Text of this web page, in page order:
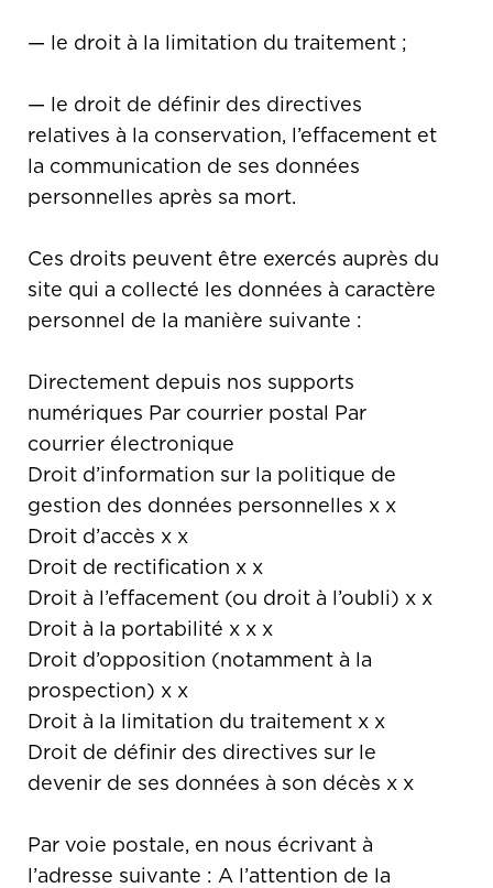
— le droit à la limitation du traitement ;
— le droit de définir des directives
relatives à la conservation, l’effacement et
la communication de ses données
personnelles après sa mort.
Ces droits peuvent être exercés auprès du
site qui a collecté les données à caractère
personnel de la manière suivante :
Directement depuis nos supports
numériques Par courrier postal Par
courrier électronique
Droit d’information sur la politique de
gestion des données personnelles x x
Droit d’accès x x
Droit de rectification x x
Droit à l’effacement (ou droit à l’oubli) x x
Droit à la portabilité x x x
Droit d’opposition (notamment à la
prospection) x x
Droit à la limitation du traitement x x
Droit de définir des directives sur le
devenir de ses données à son décès x x
Par voie postale, en nous écrivant à
l’adresse suivante : A l’attention de la